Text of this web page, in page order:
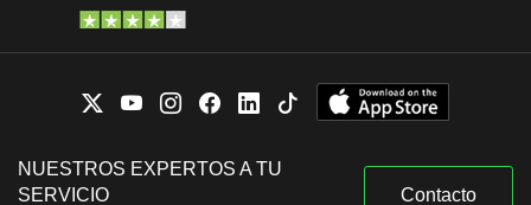
NUESTROS EXPERTOS A TU
SERVICIO
Contacto